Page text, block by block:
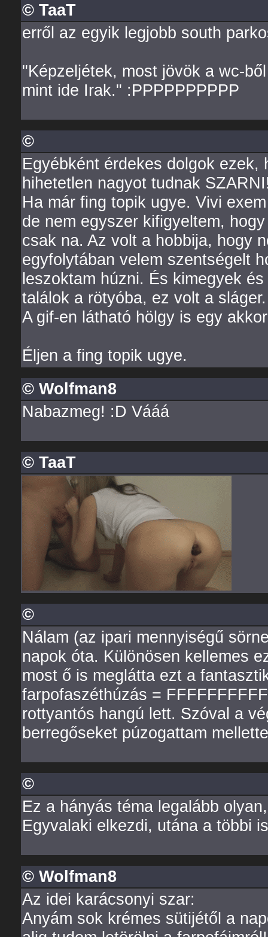
© TaaT
erről az egyik legjobb south
"Képzeljétek, most jövök a wc-
mint ide Irak." :PPPPPPPPPP
©
Egyébként érdekes dolgok
hihetetlen nagyot tudnak
Ha már fing topik ugye. Vivi
de nem egyszer kifigyeltem,
csak na. Az volt a hobbija, hogy
egyfolytában velem szentségelt
leszoktam húzni. És kimegyek
találok a rötyóba, ez volt a sláger.
A gif-en látható hölgy is egy
Éljen a fing topik ugye.
© Wolfman8
Nabazmeg! :D Vááá
© TaaT
©
Nálam (az ipari mennyiségű
napok óta. Különösen kellemes
most ő is meglátta ezt a
farpofaszéthúzás =
rottyantós hangú lett. Szóval a
berregőseket púzogattam
©
Ez a hányás téma legalább
Egyvalaki elkezdi, utána a többi
© Wolfman8
Az idei karácsonyi szar:
Anyám sok krémes sütijétől a